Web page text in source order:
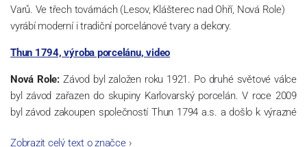
Varů. Ve třech továrnách (Lesov, Klášterec nad Ohří, Nová Role)
vyrábí moderní i tradiční porcelánové tvary a dekory.
Thun 1794, výroba porcelánu, video
Nová Role: Závod byl založen roku 1921. Po druhé světové válce
byl závod zařazen do skupiny Karlovarský porcelán. V roce 2009
byl závod zakoupen společností Thun 1794 a.s. a došlo k výrazné
Zobrazit celý text o značce›